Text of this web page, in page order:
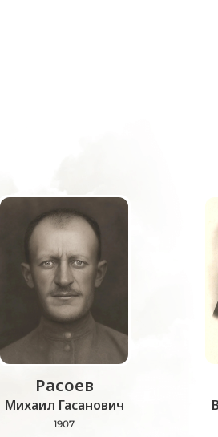
Расоев
Михаил Гасанович
1907